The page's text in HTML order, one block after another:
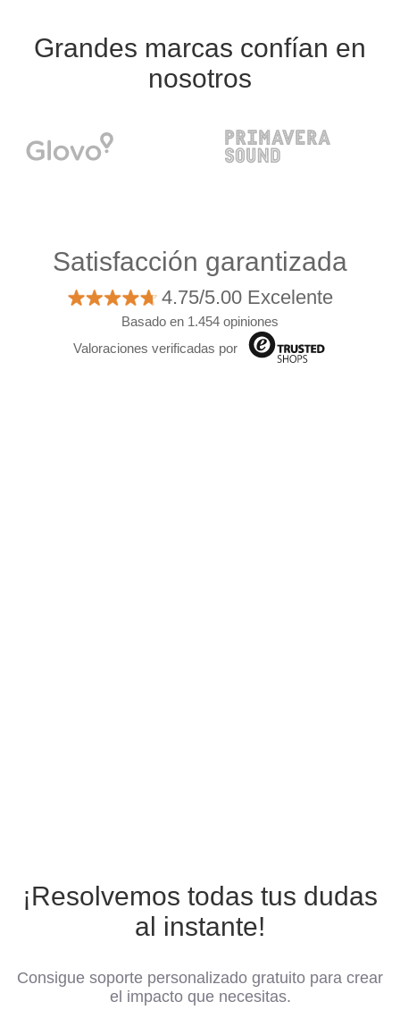
Grandes marcas confían en
nosotros
Satisfacción garantizada
4.75/5.00 Excelente
Basado en 1.454 opiniones
Valoraciones verificadas por
¡Resolvemos todas tus dudas
al instante!
Consigue soporte personalizado gratuito para crear
el impacto que necesitas.